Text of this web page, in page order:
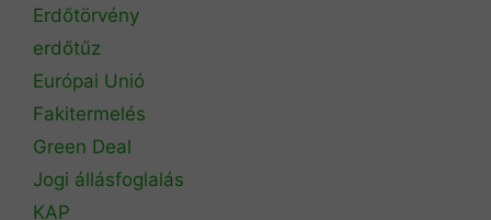
Erdőtörvény
erdőtűz
Európai Unió
Fakitermelés
Green Deal
Jogi állásfoglalás
KAP